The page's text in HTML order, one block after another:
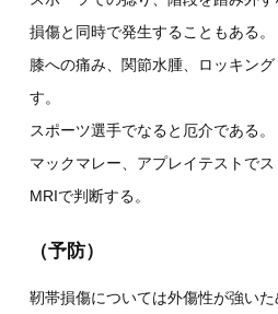
損傷と同時で発生することもある。
膝への痛み、関節水腫、ロッキン
す。
スポーツ選手でなると厄介である。
マックマレー、アプレイテストでス
MRIで判断する。
（予防）
靭帯損傷については外傷性が強い